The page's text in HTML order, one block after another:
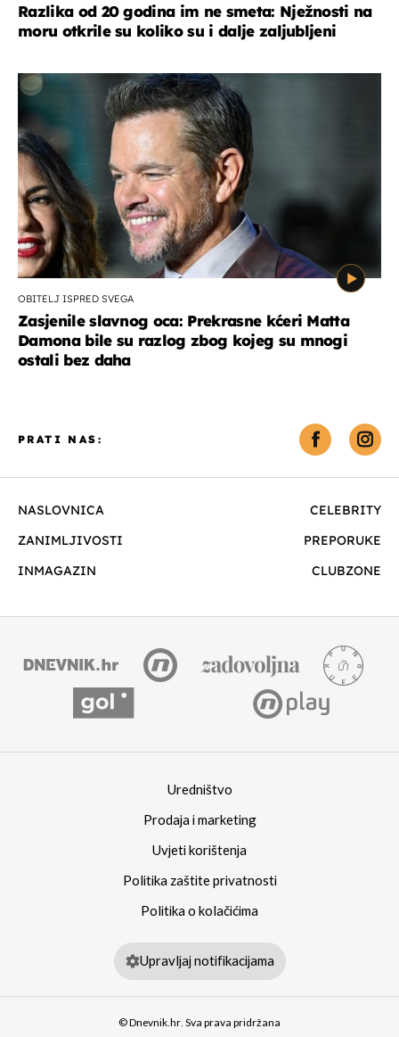
Razlika od 20 godina im ne smeta: Nježnosti na
moru otkrile su koliko su i dalje zaljubljeni
OBITELJ ISPRED SVEGA
Zasjenile slavnog oca: Prekrasne kćeri Matta
Damona bile su razlog zbog kojeg su mnogi
ostali bez daha
NASLOVNICA
CELEBRITY
ZANIMLJIVOSTI
PREPORUKE
INMAGAZIN
CLUBZONE
PRATI NAS:
Uredništvo
Prodaja i marketing
Uvjeti korištenja
Politika zaštite privatnosti
Politika o kolačićima
Upravljaj notifikacijama
© Dnevnik.hr. Sva prava pridržana